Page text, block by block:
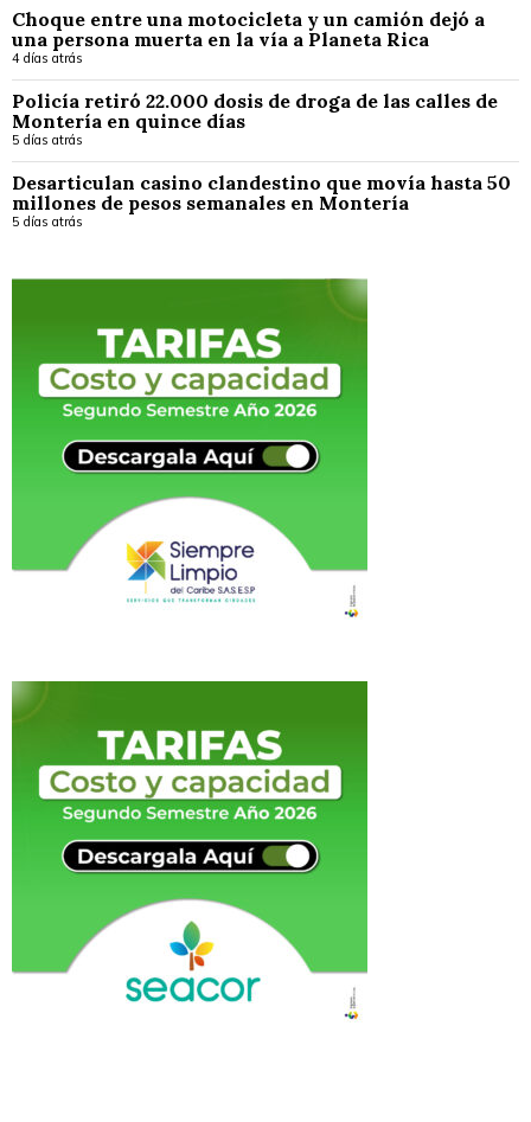
Choque entre una motocicleta y un camión dejó a
una persona muerta en la vía a Planeta Rica
4 días atrás
Policía retiró 22.000 dosis de droga de las calles de
Montería en quince días
5 días atrás
Desarticulan casino clandestino que movía hasta 50
millones de pesos semanales en Montería
5 días atrás